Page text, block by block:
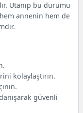
Utanıp bu durumu
annenin hem de
kolaylaştırın.
güvenli